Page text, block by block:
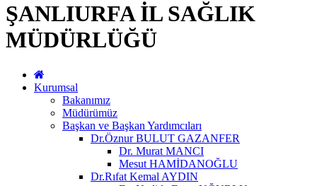
ŞANLIURFA İL SAĞLIK
MÜDÜRLÜĞÜ
Kurumsal
Bakanımız
Müdürümüz
Başkan ve Başkan Yardımcıları
Dr.Öznur BULUT GAZANFER
Dr. Murat MANCI
Mesut HAMİDANOĞLU
Dr.Rıfat Kemal AYDIN